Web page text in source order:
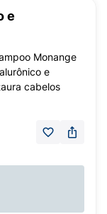
e
Monange
e
cabelos